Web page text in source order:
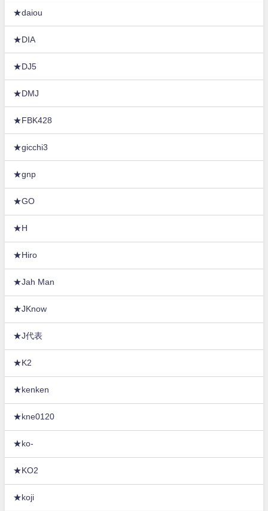
★daiou
★DIA
★DJ5
★DMJ
★FBK428
★gicchi3
★gnp
★GO
★H
★Hiro
★Jah Man
★JKnow
★J代表
★K2
★kenken
★kne0120
★ko-
★KO2
★koji